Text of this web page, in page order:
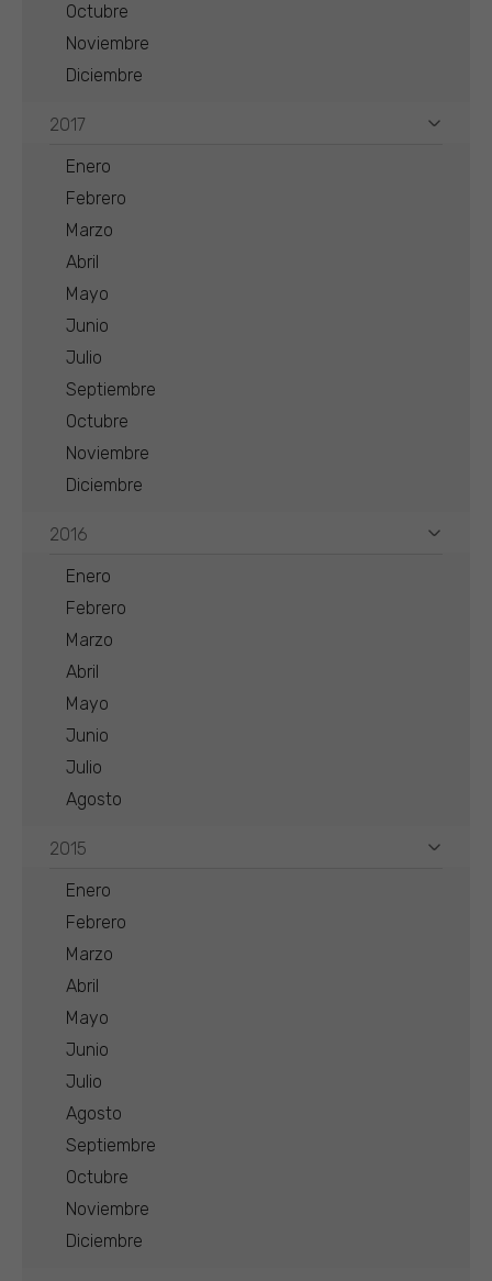
Octubre
Noviembre
Diciembre
2017
Enero
Febrero
Marzo
Abril
Mayo
Junio
Julio
Septiembre
Octubre
Noviembre
Diciembre
2016
Enero
Febrero
Marzo
Abril
Mayo
Junio
Julio
Agosto
2015
Enero
Febrero
Marzo
Abril
Mayo
Junio
Julio
Agosto
Septiembre
Octubre
Noviembre
Diciembre